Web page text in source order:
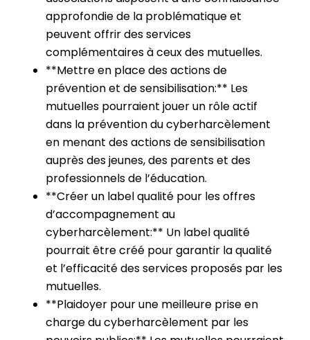
approfondie de la problématique et
peuvent offrir des services
complémentaires à ceux des mutuelles.
**Mettre en place des actions de
prévention et de sensibilisation:** Les
mutuelles pourraient jouer un rôle actif
dans la prévention du cyberharcèlement
en menant des actions de sensibilisation
auprès des jeunes, des parents et des
professionnels de l’éducation.
**Créer un label qualité pour les offres
d’accompagnement au
cyberharcèlement:** Un label qualité
pourrait être créé pour garantir la qualité
et l’efficacité des services proposés par les
mutuelles.
**Plaidoyer pour une meilleure prise en
charge du cyberharcèlement par les